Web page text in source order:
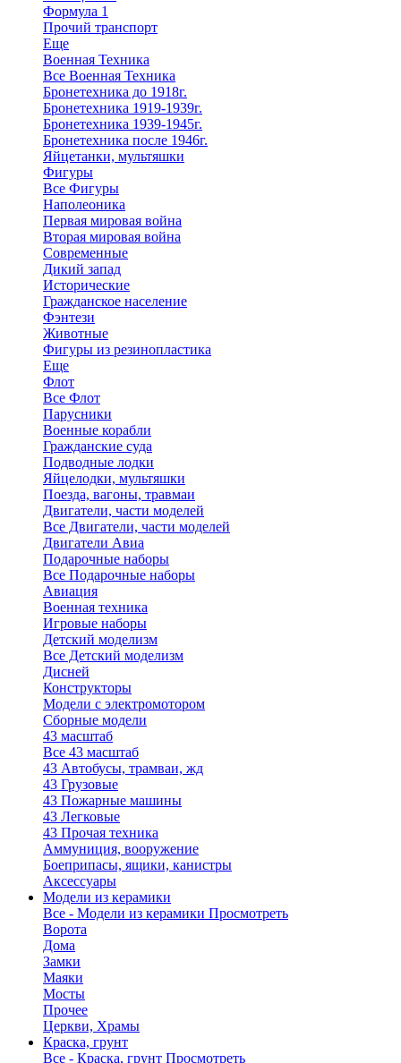
Формула 1
Прочий транспорт
Еще
Военная Техника
Все Военная Техника
Бронетехника до 1918г.
Бронетехника 1919-1939г.
Бронетехника 1939-1945г.
Бронетехника после 1946г.
Яйцетанки, мультяшки
Фигуры
Все Фигуры
Наполеоника
Первая мировая война
Вторая мировая война
Современные
Дикий запад
Исторические
Гражданское население
Фэнтези
Животные
Фигуры из резинопластика
Еще
Флот
Все Флот
Парусники
Военные корабли
Гражданские суда
Подводные лодки
Яйцелодки, мультяшки
Поезда, вагоны, травмаи
Двигатели, части моделей
Все Двигатели, части моделей
Двигатели Авиа
Подарочные наборы
Все Подарочные наборы
Авиация
Военная техника
Игровые наборы
Детский моделизм
Все Детский моделизм
Дисней
Конструкторы
Модели с электромотором
Сборные модели
43 масштаб
Все 43 масштаб
43 Автобусы, трамваи, жд
43 Грузовые
43 Пожарные машины
43 Легковые
43 Прочая техника
Аммуниция, вооружение
Боеприпасы, ящики, канистры
Аксессуары
Модели из керамики
Все - Модели из керамики Просмотреть
Ворота
Дома
Замки
Маяки
Мосты
Прочее
Церкви, Храмы
Краска, грунт
Все - Краска, грунт Просмотреть